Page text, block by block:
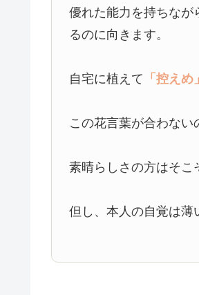
優れた能力を持ちなが
るのに向きます。
自宅に植えて 「控えめ」
この花言葉が合わない
素晴らしさの方はそこ
但し、本人の自覚は薄